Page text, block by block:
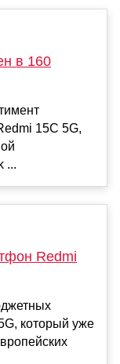
в 160
15C 5G,
...
Redmi
который уже